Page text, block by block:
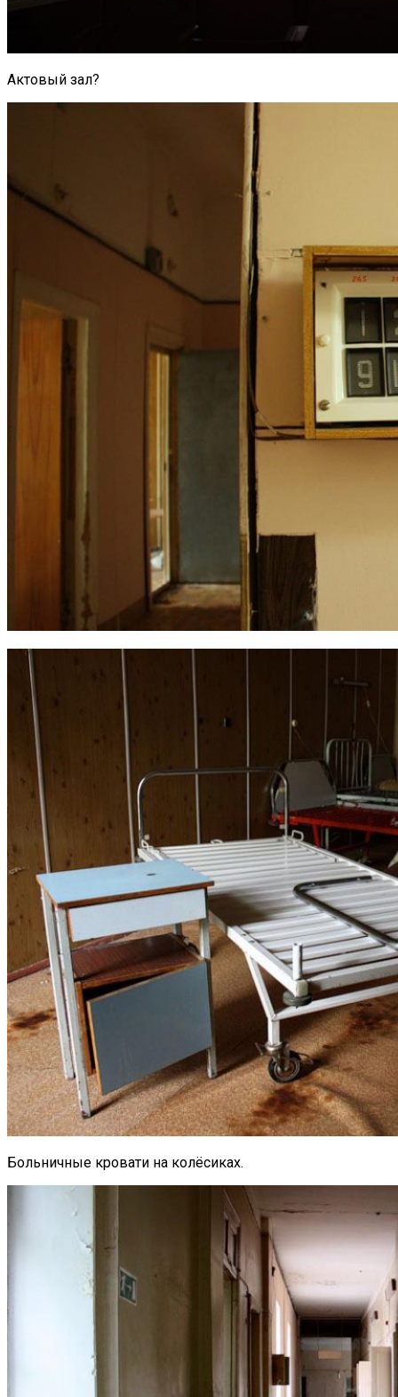
Актовый зал?
Больничные кровати на колёсиках.